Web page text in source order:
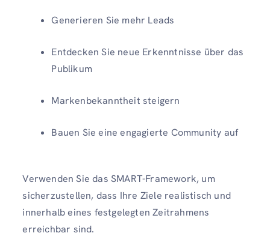
Generieren Sie mehr Leads
Entdecken Sie neue Erkenntnisse über das
Publikum
Markenbekanntheit steigern
Bauen Sie eine engagierte Community auf
Verwenden Sie das SMART-Framework, um
sicherzustellen, dass Ihre Ziele realistisch und
innerhalb eines festgelegten Zeitrahmens
erreichbar sind.